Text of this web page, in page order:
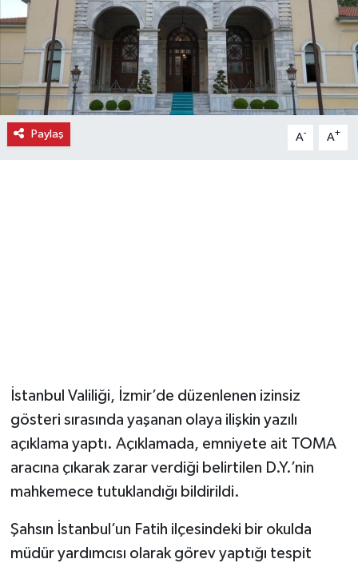
Paylaş A- A+
İstanbul Valiliği, İzmir’de düzenlenen izinsiz
gösteri sırasında yaşanan olaya ilişkin yazılı
açıklama yaptı. Açıklamada, emniyete ait TOMA
aracına çıkarak zarar verdiği belirtilen D.Y.’nin
mahkemece tutuklandığı bildirildi.
Şahsın İstanbul’un Fatih ilçesindeki bir okulda
müdür yardımcısı olarak görev yaptığı tespit
Gurme
Haber
İlçe Haberleri
Siyaset
Sokak Hayvanlarını Sahiplendirme
Sonsöz Özel
Spor
Vasıta